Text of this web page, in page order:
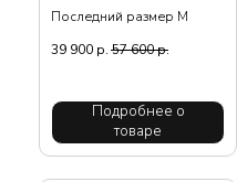
Последний размер М
39 900 р. 57 600р.
Подробнее о
товаре